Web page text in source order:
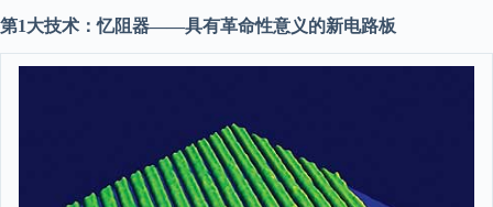
第1大技术：忆阻器——具有革命性意义的新电路板